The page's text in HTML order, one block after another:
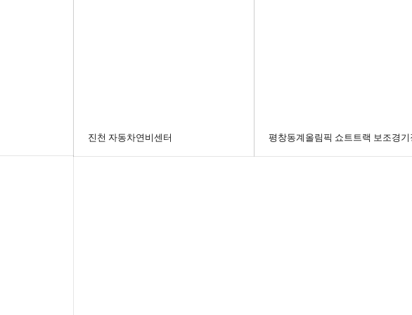
진천 자동차연비센터 평창동계올림픽 쇼트트랙 보조경기